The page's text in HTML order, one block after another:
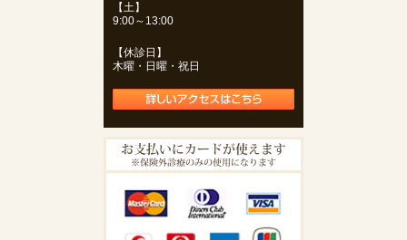
【土】
9:00～13:00
【休診日】
木曜・日曜・祝日